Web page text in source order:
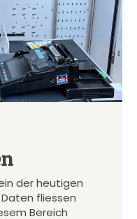
der heutigen
fliessen
Bereich